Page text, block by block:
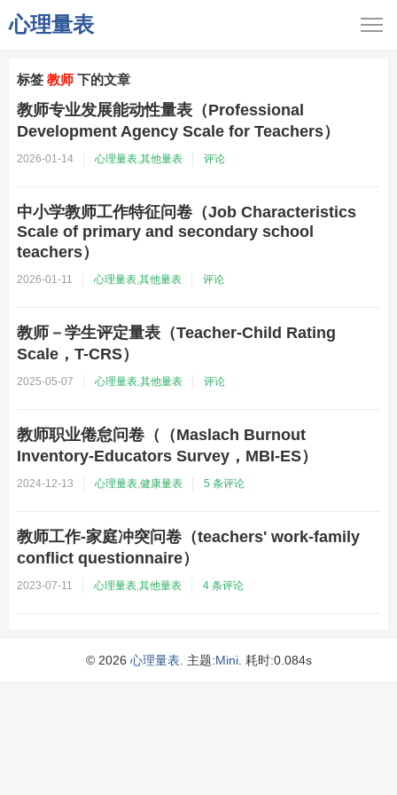
心理量表
标签教师 下的文章
教师专业发展能动性量表（Professional
Development Agency Scale for Teachers）
2026-01-14 心理量表, 其他量表 评论
中小学教师工作特征问卷（Job Characteristics
Scale of primary and secondary school
teachers）
2026-01-11 心理量表, 其他量表 评论
教师－学生评定量表（Teacher-Child Rating
Scale，T-CRS）
2025-05-07 心理量表, 其他量表 评论
教师职业倦怠问卷（（Maslach Burnout
Inventory-Educators Survey，MBI-ES）
2024-12-13 心理量表, 健康量表 5 条评论
教师工作-家庭冲突问卷（teachers' work-family
conflict questionnaire）
2023-07-11 心理量表, 其他量表 4 条评论
© 2026 心理量表 . 主题:Mini. 耗时:0.084s